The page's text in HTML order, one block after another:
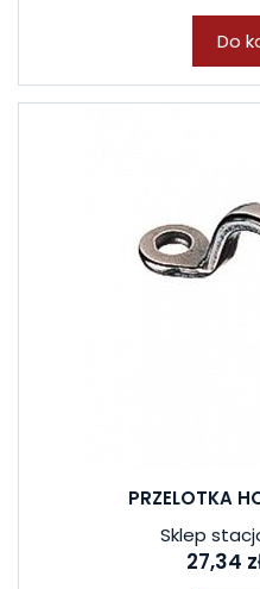
Do
PRZELOTKA
Sklep
27,34